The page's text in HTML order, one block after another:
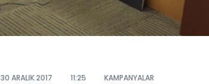
30 ARALIK 2017 11:25 KAMPANYALAR